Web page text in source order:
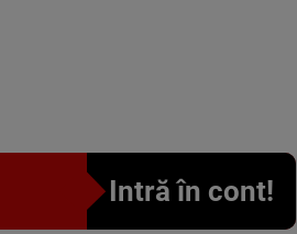
Intră în cont!